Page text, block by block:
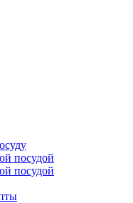
посудой
посудой